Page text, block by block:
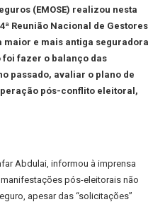
(EMOSE) realizou nesta
Reunião Nacional de Gestores
maior e mais antiga seguradora
foi fazer o balanço das
passado, avaliar o plano de
pós-conflito eleitoral,
Abdulai, informou à imprensa
pós-eleitorais não
apesar das “solicitações”